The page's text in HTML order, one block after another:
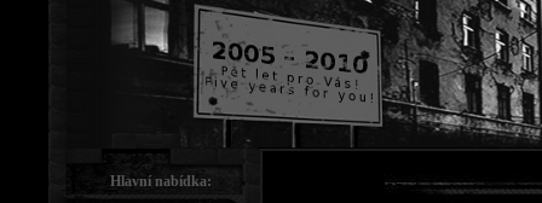
Hlavní nabídka: